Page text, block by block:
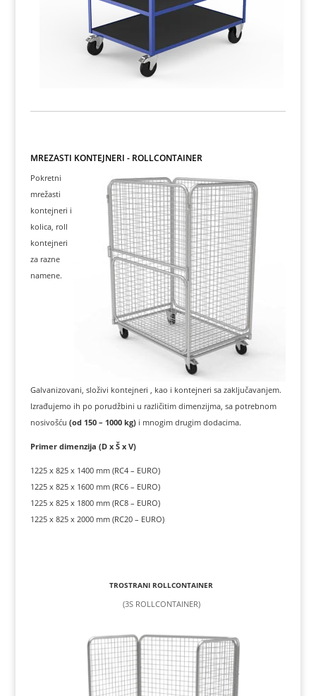
MREŽASTI KONTEJNERI - ROLLCONTAINER
Pokretni
mrežasti
kontejneri i
kolica, roll
kontejneri
za razne
namene.
Galvanizovani, složivi kontejneri , kao i kontejneri sa zaključavanjem.
Izrađujemo ih po porudžbini u različitim dimenzijma, sa potrebnom
nosivošću (od 150 – 1000 kg)i mnogim drugim dodacima.
Primer dimenzija (D x Š x V)
1225 x 825 x 1400 mm (RC4 – EURO)
1225 x 825 x 1600 mm (RC6 – EURO)
1225 x 825 x 1800 mm (RC8 – EURO)
1225 x 825 x 2000 mm (RC20 – EURO)
TROSTRANI ROLLCONTAINER
(3S ROLLCONTAINER)